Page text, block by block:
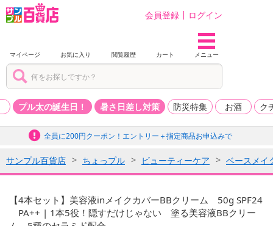
会員登録 ログイン
マイページ お気に入り 閲覧履歴 カート メニュー
プル太の誕生日！ 暑さ日差し対策 防災特集 お酒 ク
全員に200円クーポン！エントリー＋指定商品お申込みで
サンプル百貨店 ちょっプル ビューティーケア ベースメイ
【4本セット】美容液inメイクカバーBBクリーム 50g SPF24
PA++ | 1本5役！隠すだけじゃない 塗る美容液BBクリー